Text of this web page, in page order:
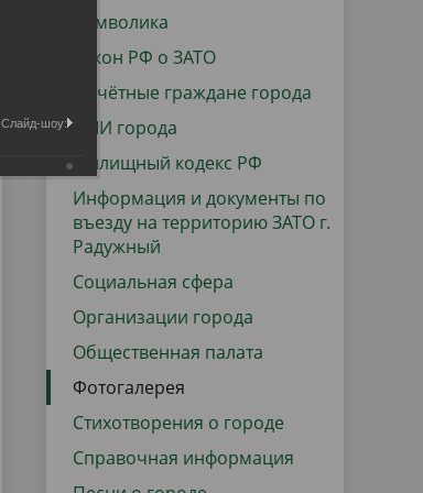
Городская среда
Региональный контроль
Поддержка малого и среднего
предпринимательства
Символика
Закон РФ о ЗАТО
Почётные граждане города
СМИ города
Жилищный кодекс РФ
Информация и документы по
въезду на территорию ЗАТО г.
Радужный
Социальная сфера
Организации города
Общественная палата
Фотогалерея
Стихотворения о городе
Справочная информация
Слайд-шоу: